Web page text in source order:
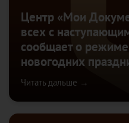
Центр «Мои
всех с
сообщает о
новогодних
Читать дальше →